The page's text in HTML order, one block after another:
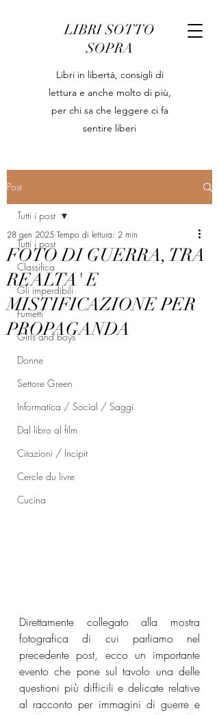
LIBRI SOTTO
SOPRA
Libri in libertà, consigli di
lettura e anche molto di più,
per chi sa che leggere ci fa
sentire liberi
Post
Tutti i post
Classifica
Gli imperdibili
Fumetti
Girls and boys
Donne
Settore Green
Informatica / Social / Saggi
Dal libro al film
Citazioni / Incipit
Cercle du livre
Cucina
Tutti i post
FOTO DI GUERRA, TRA
REALTA' E
MISTIFICAZIONE PER
PROPAGANDA
28 gen 2025 Tempo di lettura: 2 min
Direttamente collegato alla mostra
fotografica di cui parliamo nel
precedente post, ecco un importante
evento che pone sul tavolo una delle
questioni più difficili e delicate relative
al racconto per immagini di guerre e